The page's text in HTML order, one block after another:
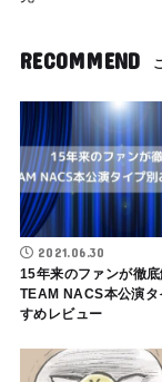
RECOMMEND
2021.06.30
15年来のファンが徹
TEAM NACS本公演タ
すめレビュー